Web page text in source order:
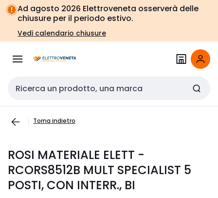
Vai alla
navigazione
Vai
alla
pagina
Ad agosto 2026 Elettroveneta osserverà delle
chiusure per il periodo estivo.
Vedi calendario chiusure
Cerca input
Torna indietro
ROSI MATERIALE ELETT -
RCORS8512B MULT SPECIALIST 5
POSTI, CON INTERR., BI